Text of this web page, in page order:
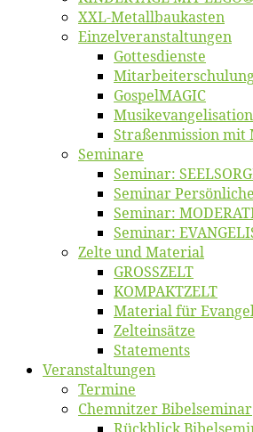
XXL-Me­­tal­l­­bau­­kas­­ten
Einzelver­an­stal­tungen
Got­tes­diens­te
Gos­pel­MA­GIC
Musikevan­ge­li­sa­tion
Straßenmis­sion mit
Se­mi­na­re
Se­mi­nar:
Se­mi­nar
Se­mi­nar:
Se­mi­nar:
Zel­te und Material
GROSSZELT
KOMPAKTZELT
Ma­te­ri­al für
Zelt­ein­sät­ze
State­ments
Ver­an­stal­tun­gen
Ter­mi­ne
Chemnit­zer Bibelseminar